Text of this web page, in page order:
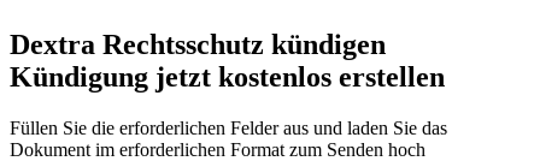
Dextra Rechtsschutz kündigen
Kündigung jetzt kostenlos erstellen
Füllen Sie die erforderlichen Felder aus und laden Sie das
Dokument im erforderlichen Format zum Senden hoch